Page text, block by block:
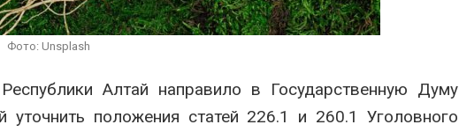
Фото: Unsplash
Алтай направило в Государственную Думу
положения статей 226.1 и 260.1 Уголовного
Учёные предложили
получать питьевую воду
ветра
Авг 7, 2026
Ozon запустит сбор
Авг 7, 2026